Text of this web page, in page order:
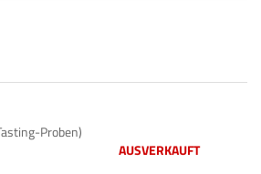
Proben)
AUSVERKAUFT